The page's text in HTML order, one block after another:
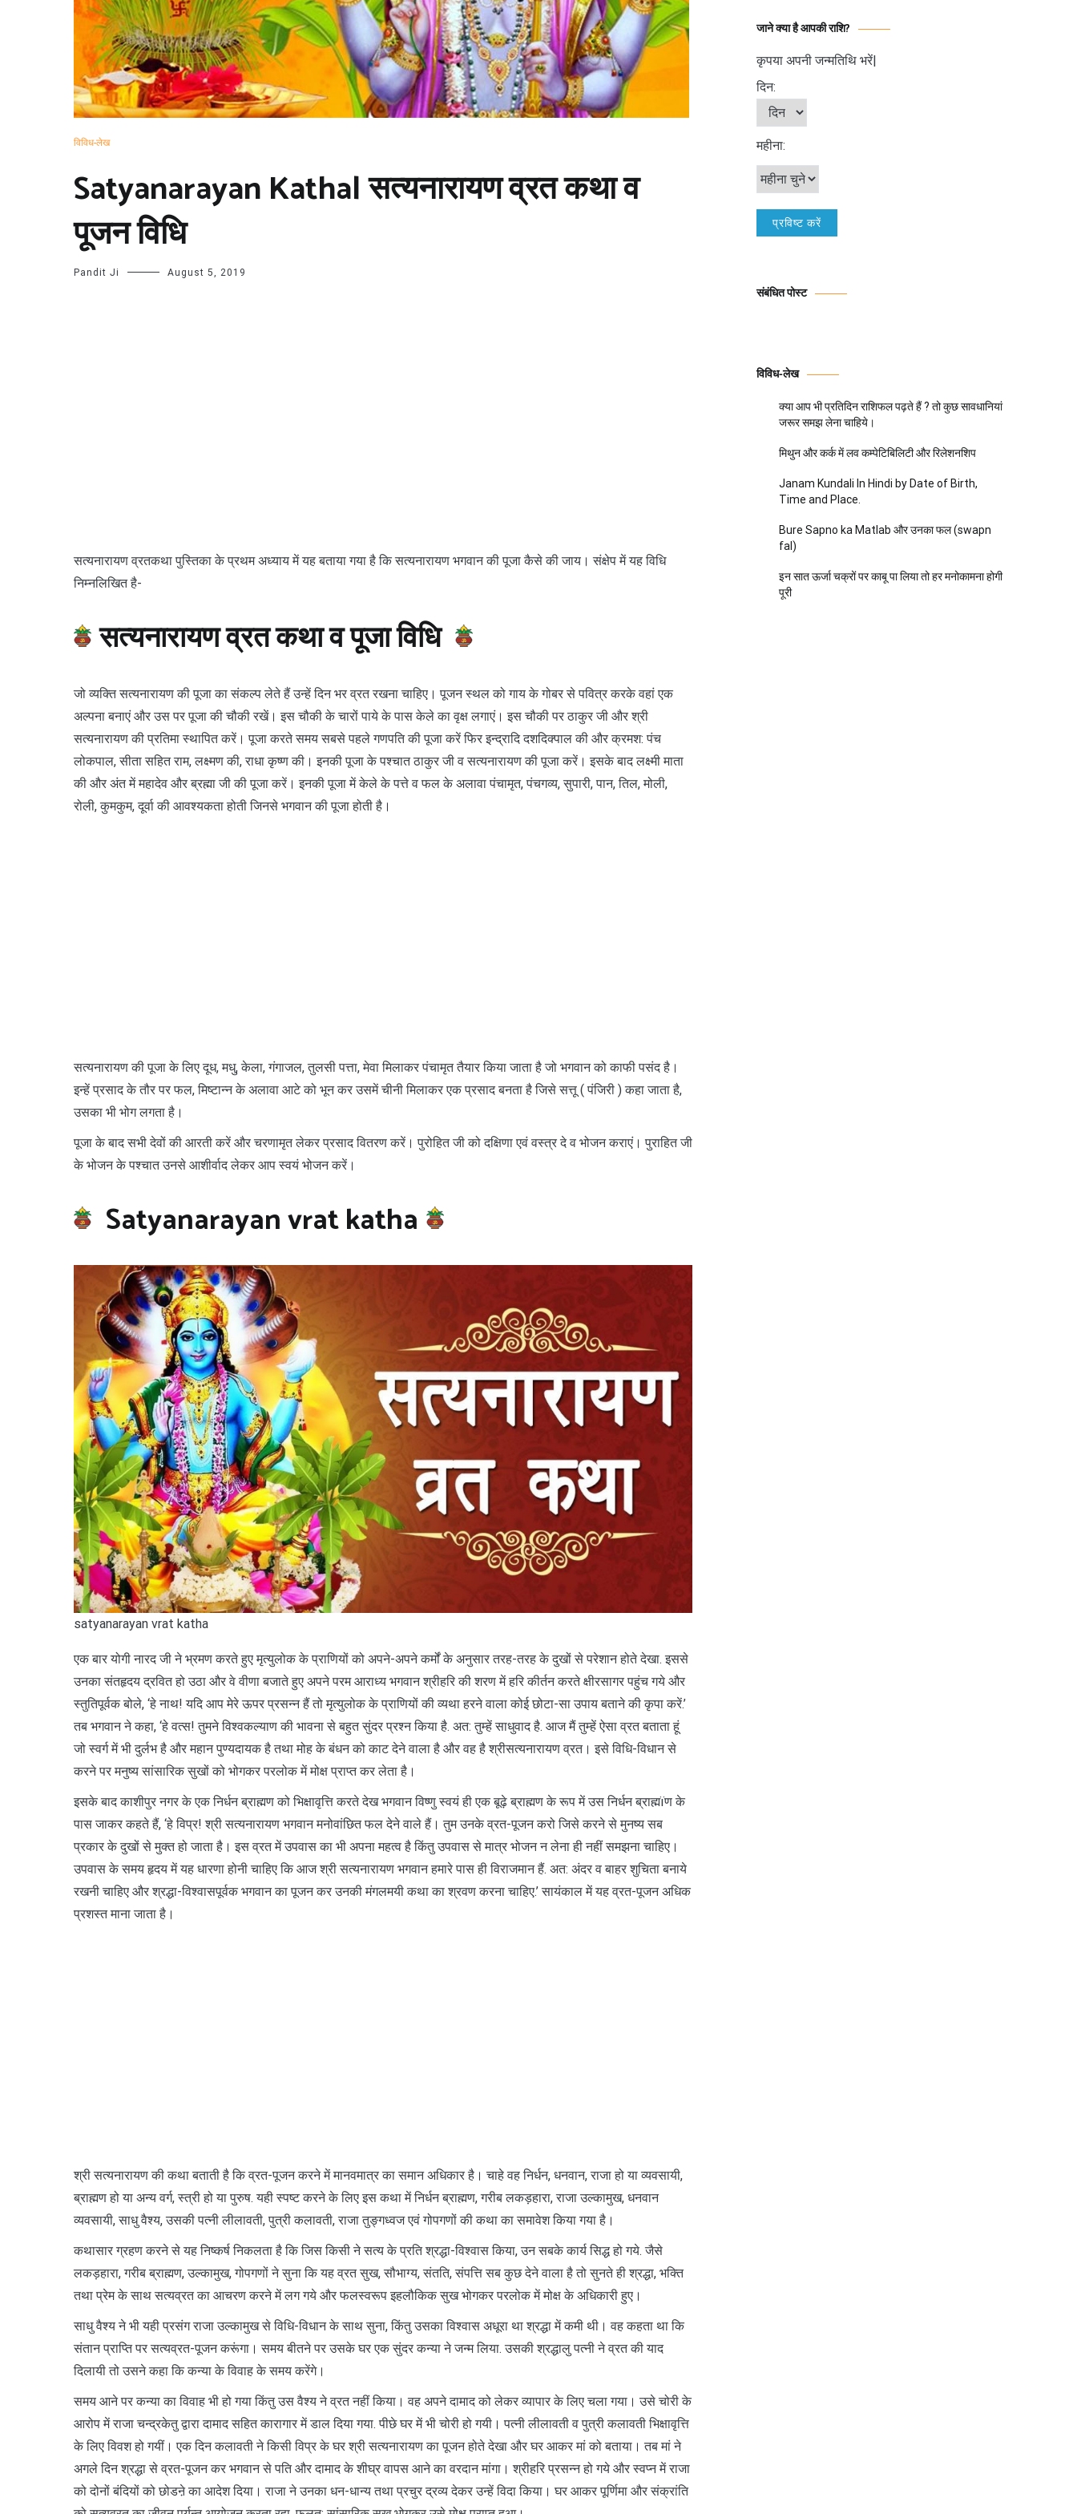
विविध-लेख
Satyanarayan Katha| सत्यनारायण व्रत कथा व
पूजन विधि
Pandit Ji August 5, 2019
सत्यनारायण व्रतकथा पुस्तिका के प्रथम अध्याय में यह बताया गया है कि सत्यनारायण भगवान की पूजा कैसे की जाय। संक्षेप में यह विधि
निम्नलिखित है-
सत्यनारायण व्रत कथा व पूजा विधि
जो व्यक्ति सत्यनारायण की पूजा का संकल्प लेते हैं उन्हें दिन भर व्रत रखना चाहिए। पूजन स्थल को गाय के गोबर से पवित्र करके वहां एक
अल्पना बनाएं और उस पर पूजा की चौकी रखें। इस चौकी के चारों पाये के पास केले का वृक्ष लगाएं। इस चौकी पर ठाकुर जी और श्री
सत्यनारायण की प्रतिमा स्थापित करें। पूजा करते समय सबसे पहले गणपति की पूजा करें फिर इन्द्रादि दशदिक्पाल की और क्रमश: पंच
लोकपाल, सीता सहित राम, लक्ष्मण की, राधा कृष्ण की। इनकी पूजा के पश्चात ठाकुर जी व सत्यनारायण की पूजा करें। इसके बाद लक्ष्मी माता
की और अंत में महादेव और ब्रह्मा जी की पूजा करें। इनकी पूजा में केले के पत्ते व फल के अलावा पंचामृत, पंचगव्य, सुपारी, पान, तिल, मोली,
रोली, कुमकुम, दूर्वा की आवश्यकता होती जिनसे भगवान की पूजा होती है।
सत्यनारायण की पूजा के लिए दूध, मधु, केला, गंगाजल, तुलसी पत्ता, मेवा मिलाकर पंचामृत तैयार किया जाता है जो भगवान को काफी पसंद है।
इन्हें प्रसाद के तौर पर फल, मिष्टान्न के अलावा आटे को भून कर उसमें चीनी मिलाकर एक प्रसाद बनता है जिसे सत्तू ( पंजिरी ) कहा जाता है,
उसका भी भोग लगता है।
पूजा के बाद सभी देवों की आरती करें और चरणामृत लेकर प्रसाद वितरण करें। पुरोहित जी को दक्षिणा एवं वस्त्र दे व भोजन कराएं। पुराहित जी
के भोजन के पश्चात उनसे आशीर्वाद लेकर आप स्वयं भोजन करें।
Satyanarayan vrat katha
satyanarayan vrat katha
एक बार योगी नारद जी ने भ्रमण करते हुए मृत्युलोक के प्राणियों को अपने-अपने कर्मों के अनुसार तरह-तरह के दुखों से परेशान होते देखा. इससे
उनका संतहृदय द्रवित हो उठा और वे वीणा बजाते हुए अपने परम आराध्य भगवान श्रीहरि की शरण में हरि कीर्तन करते क्षीरसागर पहुंच गये और
स्तुतिपूर्वक बोले, ‘हे नाथ! यदि आप मेरे ऊपर प्रसन्न हैं तो मृत्युलोक के प्राणियों की व्यथा हरने वाला कोई छोटा-सा उपाय बताने की कृपा करें.’
तब भगवान ने कहा, ‘हे वत्स! तुमने विश्वकल्याण की भावना से बहुत सुंदर प्रश्न किया है. अत: तुम्हें साधुवाद है. आज मैं तुम्हें ऐसा व्रत बताता हूं
जो स्वर्ग में भी दुर्लभ है और महान पुण्यदायक है तथा मोह के बंधन को काट देने वाला है और वह है श्रीसत्यनारायण व्रत। इसे विधि-विधान से
करने पर मनुष्य सांसारिक सुखों को भोगकर परलोक में मोक्ष प्राप्त कर लेता है।
इसके बाद काशीपुर नगर के एक निर्धन ब्राह्मण को भिक्षावृत्ति करते देख भगवान विष्णु स्वयं ही एक बूढ़े ब्राह्मण के रूप में उस निर्धन ब्राह्मïण के
पास जाकर कहते हैं, ‘हे विप्र! श्री सत्यनारायण भगवान मनोवांछित फल देने वाले हैं। तुम उनके व्रत-पूजन करो जिसे करने से मुनष्य सब
प्रकार के दुखों से मुक्त हो जाता है। इस व्रत में उपवास का भी अपना महत्व है किंतु उपवास से मात्र भोजन न लेना ही नहीं समझना चाहिए।
उपवास के समय हृदय में यह धारणा होनी चाहिए कि आज श्री सत्यनारायण भगवान हमारे पास ही विराजमान हैं. अत: अंदर व बाहर शुचिता बनाये
रखनी चाहिए और श्रद्धा-विश्वासपूर्वक भगवान का पूजन कर उनकी मंगलमयी कथा का श्रवण करना चाहिए.’ सायंकाल में यह व्रत-पूजन अधिक
प्रशस्त माना जाता है।
श्री सत्यनारायण की कथा बताती है कि व्रत-पूजन करने में मानवमात्र का समान अधिकार है। चाहे वह निर्धन, धनवान, राजा हो या व्यवसायी,
ब्राह्मण हो या अन्य वर्ग, स्त्री हो या पुरुष. यही स्पष्ट करने के लिए इस कथा में निर्धन ब्राह्मण, गरीब लकड़हारा, राजा उल्कामुख, धनवान
व्यवसायी, साधु वैश्य, उसकी पत्नी लीलावती, पुत्री कलावती, राजा तुङ्गध्वज एवं गोपगणों की कथा का समावेश किया गया है।
कथासार ग्रहण करने से यह निष्कर्ष निकलता है कि जिस किसी ने सत्य के प्रति श्रद्धा-विश्वास किया, उन सबके कार्य सिद्ध हो गये. जैसे
लकड़हारा, गरीब ब्राह्मण, उल्कामुख, गोपगणों ने सुना कि यह व्रत सुख, सौभाग्य, संतति, संपत्ति सब कुछ देने वाला है तो सुनते ही श्रद्धा, भक्ति
तथा प्रेम के साथ सत्यव्रत का आचरण करने में लग गये और फलस्वरूप इहलौकिक सुख भोगकर परलोक में मोक्ष के अधिकारी हुए।
साधु वैश्य ने भी यही प्रसंग राजा उल्कामुख से विधि-विधान के साथ सुना, किंतु उसका विश्वास अधूरा था श्रद्धा में कमी थी। वह कहता था कि
संतान प्राप्ति पर सत्यव्रत-पूजन करूंगा। समय बीतने पर उसके घर एक सुंदर कन्या ने जन्म लिया. उसकी श्रद्धालु पत्नी ने व्रत की याद
दिलायी तो उसने कहा कि कन्या के विवाह के समय करेंगे।
समय आने पर कन्या का विवाह भी हो गया किंतु उस वैश्य ने व्रत नहीं किया। वह अपने दामाद को लेकर व्यापार के लिए चला गया। उसे चोरी के
आरोप में राजा चन्द्रकेतु द्वारा दामाद सहित कारागार में डाल दिया गया. पीछे घर में भी चोरी हो गयी। पत्नी लीलावती व पुत्री कलावती भिक्षावृत्ति
के लिए विवश हो गयीं। एक दिन कलावती ने किसी विप्र के घर श्री सत्यनारायण का पूजन होते देखा और घर आकर मां को बताया। तब मां ने
अगले दिन श्रद्धा से व्रत-पूजन कर भगवान से पति और दामाद के शीघ्र वापस आने का वरदान मांगा। श्रीहरि प्रसन्न हो गये और स्वप्न में राजा
को दोनों बंदियों को छोडऩे का आदेश दिया। राजा ने उनका धन-धान्य तथा प्रचुर द्रव्य देकर उन्हें विदा किया। घर आकर पूर्णिमा और संक्रांति
जाने क्या है आपकी राशि?
कृपया अपनी जन्मतिथि भरें|
दिन:
महीना:
संबंधित पोस्ट
विविध-लेख
क्या आप भी प्रतिदिन राशिफल पढ़ते हैं ? तो कुछ सावधानियां
जरूर समझ लेना चाहिये।
मिथुन और कर्क में लव कम्पेटिबिलिटी और रिलेशनशिप
Janam Kundali In Hindi by Date of Birth,
Time and Place.
Bure Sapno ka Matlab और उनका फल (swapn
fal)
इन सात ऊर्जा चक्रों पर काबू पा लिया तो हर मनोकामना होगी
पूरी